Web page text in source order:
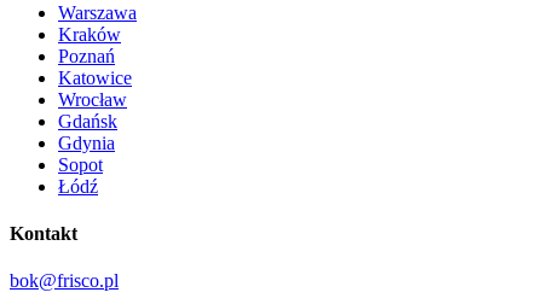
Warszawa
Kraków
Poznań
Katowice
Wrocław
Gdańsk
Gdynia
Sopot
Łódź
Kontakt
bok@frisco.pl